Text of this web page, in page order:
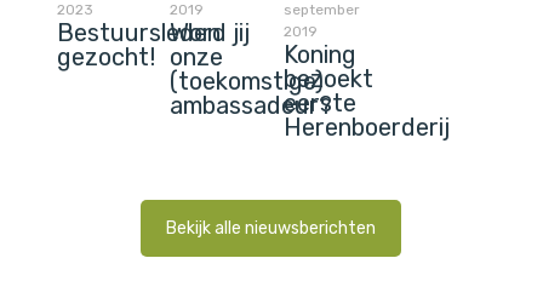
2023
Bestuursleden
gezocht!
2019
Word jij
onze
(toekomstige)
ambassadeur?
september
2019
Koning
bezoekt
eerste
Herenboerderij
Bekijk alle nieuwsberichten